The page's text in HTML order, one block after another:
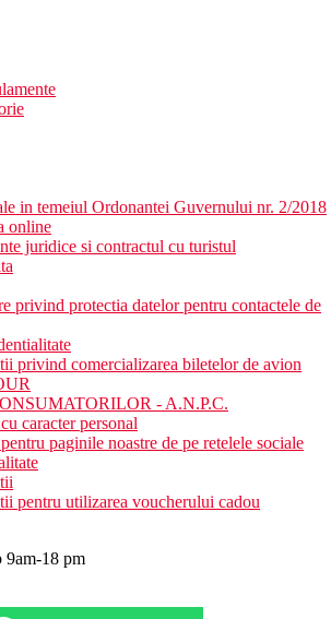
in temeiul Ordonantei Guvernului nr. 2/2018
online
juridice si contractul cu turistul
privind protectia datelor pentru contactele de
privind comercializarea biletelor de avion
- A.N.P.C.
caracter personal
paginile noastre de pe retelele sociale
pentru utilizarea voucherului cadou
18 pm